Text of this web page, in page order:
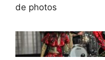
de photos